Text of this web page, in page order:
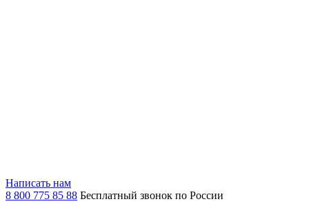
Написать нам
8 800 775 85 88 Бесплатный звонок по России